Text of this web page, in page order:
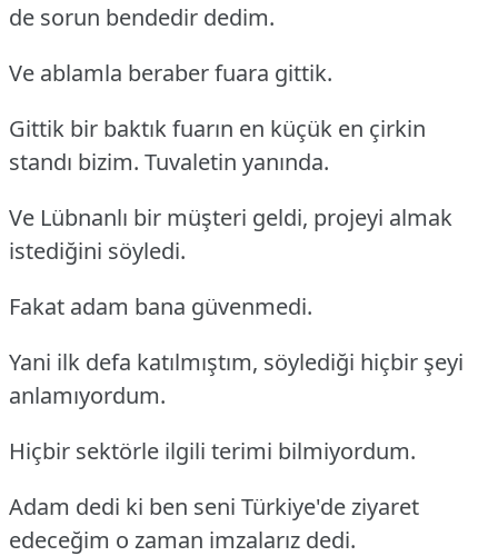
de sorun bendedir dedim.
Ve ablamla beraber fuara gittik.
Gittik bir baktık fuarın en küçük en çirkin
standı bizim. Tuvaletin yanında.
Ve Lübnanlı bir müşteri geldi, projeyi almak
istediğini söyledi.
Fakat adam bana güvenmedi.
Yani ilk defa katılmıştım, söylediği hiçbir şeyi
anlamıyordum.
Hiçbir sektörle ilgili terimi bilmiyordum.
Adam dedi ki ben seni Türkiye'de ziyaret
edeceğim o zaman imzalarız dedi.